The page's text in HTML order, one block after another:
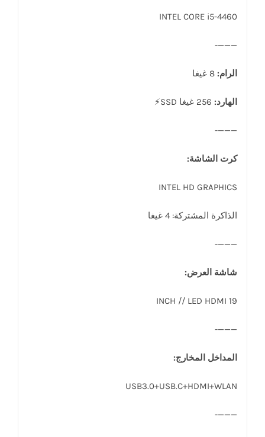
INTEL CORE i5-4460
———-
الرام:
الهارد:
———-
كرت الشاشة:
INTEL HD GRAPHICS
الذاكرة المشتركة: 4 غيغا
———-
شاشة العرض:
19 INCH // LED HDMI
———-
المداخل المخارج:
USB3.0+USB.C+HDMI+WLAN
———-